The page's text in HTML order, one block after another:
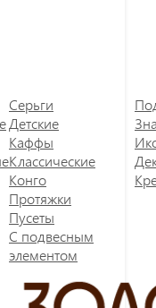
Серьги
Детские
Каффы
Классические
Конго
Протяжки
Пусеты
С подвесным
элементом